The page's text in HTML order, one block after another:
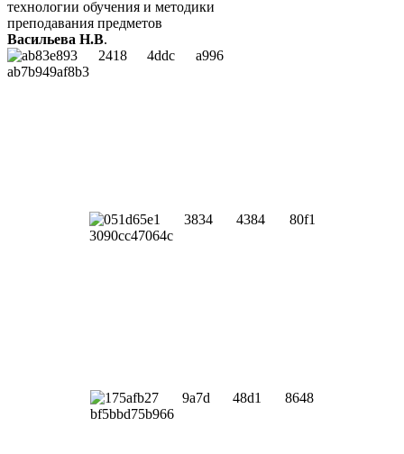
технологии обучения и методики
преподавания предметов
Васильева Н.В.